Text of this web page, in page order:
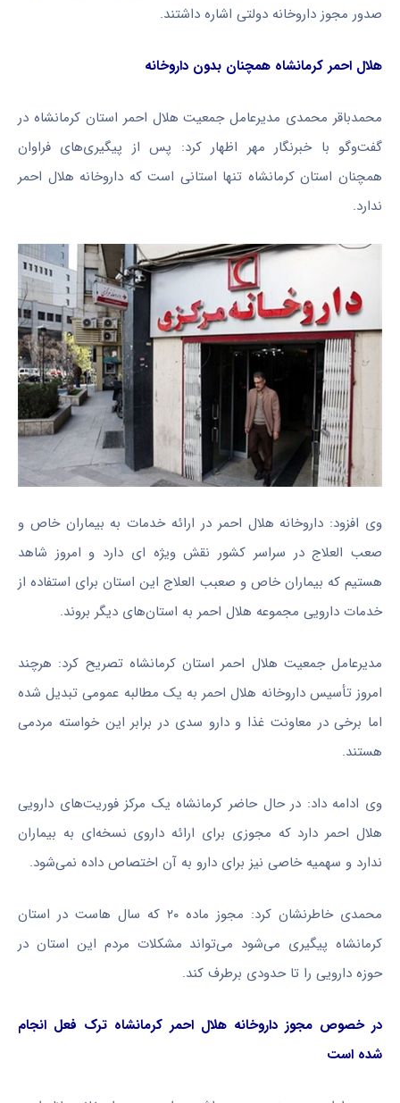
صدور مجوز داروخانه دولتی اشاره داشتند.
هلال احمر کرمانشاه همچنان بدون داروخانه
محمدباقر محمدی مدیرعامل جمعیت هلال احمر استان کرمانشاه در
گفت‌وگو با خبرنگار مهر اظهار کرد: پس از پیگیری‌های فراوان
همچنان استان کرمانشاه تنها استانی است که داروخانه هلال احمر
ندارد.
وی افزود: داروخانه هلال احمر در ارائه خدمات به بیماران خاص و
صعب العلاجدر سراسر کشور نقش ویژه ای دارد و امروز شاهد
هستیم که بیماران خاص و صعبب العلاجاین استان برای استفاده از
خدمات دارویی مجموعه هلال احمر به استان‌های دیگر بروند.
مدیرعامل جمعیت هلال احمر استان کرمانشاه تصریح کرد: هرچند
امروز تأسیس داروخانه هلال احمر به یک مطالبه عمومی تبدیل شده
اما برخی در معاونت غذا و دارو سدی در برابر این خواسته مردمی
هستند.
وی ادامه داد: در حال حاضر کرمانشاه یک مرکز فوریت‌های دارویی
هلال احمر دارد که مجوزی برای ارائه داروی نسخه‌ای به بیماران
ندارد و سهمیه خاصی نیز برای دارو به آن اختصاص داده نمی‌شود.
محمدی خاطرنشان کرد: مجوز ماده ۲۰ که سال هاست در استان
کرمانشاه پیگیری می‌شود می‌تواند مشکلات مردم این استان در
حوزه دارویی را تا حدودی برطرف کند.
در خصوص مجوز داروخانه هلال احمر کرمانشاه ترک فعل انجام
شده است